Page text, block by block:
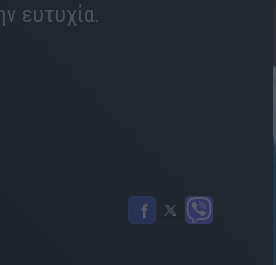
ευτυχία.